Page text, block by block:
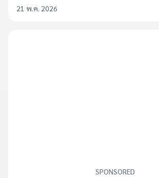
21 พ.ค. 2026
SPONSORED